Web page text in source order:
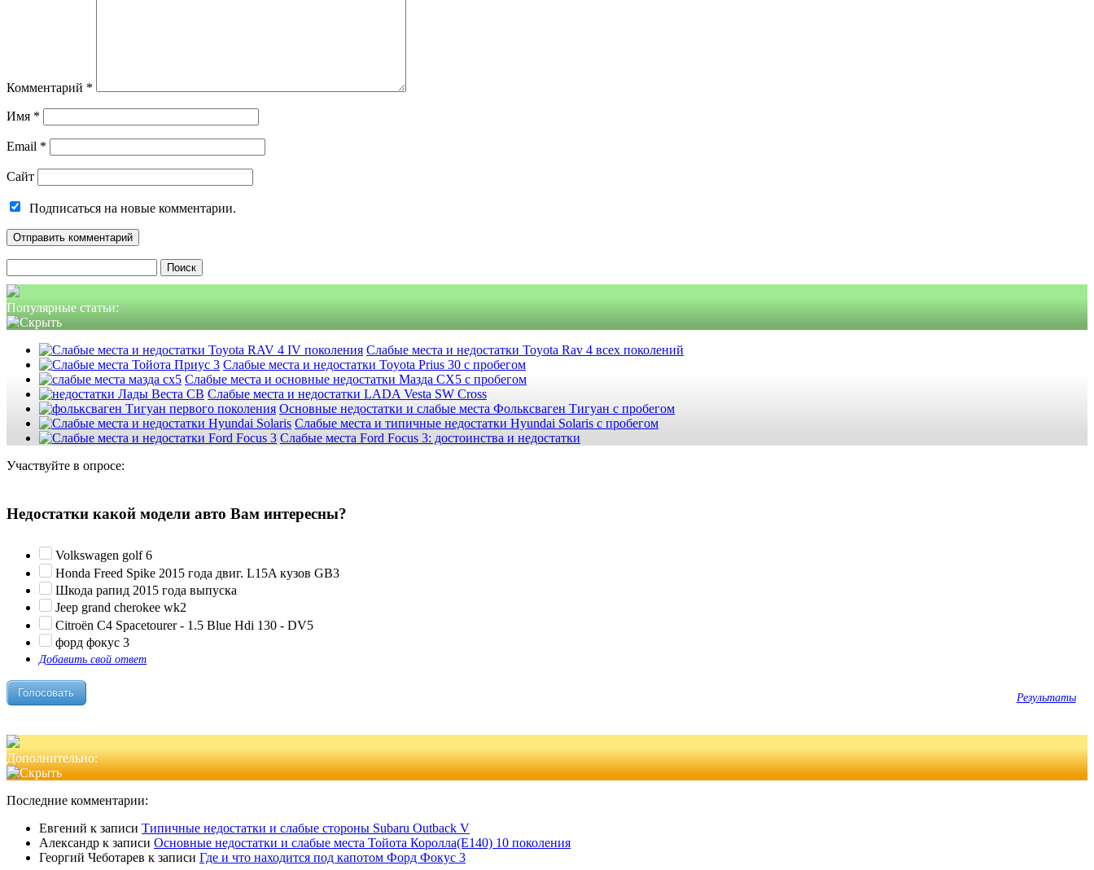
Комментарий *
Имя *
Email *
Сайт
Подписаться на новые комментарии.
Популярные статьи:
Слабые места и недостатки Toyota Rav 4 всех поколений
Слабые места и недостатки Toyota Prius 30 с пробегом
Слабые места и основные недостатки Мазда СХ5 с пробегом
Слабые места и недостатки LADA Vesta SW Cross
Основные недостатки и слабые места Фольксваген Тигуан с пробегом
Слабые места и типичные недостатки Hyundai Solaris с пробегом
Слабые места Ford Focus 3: достоинства и недостатки
Участвуйте в опросе:
Недостатки какой модели авто Вам интересны?
Volkswagen golf 6
Honda Freed Spike 2015 года двиг. L15A кузов GB3
Шкода рапид 2015 года выпуска
Jeep grand cherokee wk2
Citroën C4 Spacetourer - 1.5 Blue Hdi 130 - DV5
форд фокус 3
Добавить свой ответ
Результаты
Дополнительно:
Последние комментарии:
Евгений к записи Типичные недостатки и слабые стороны Subaru Outback V
Александр к записи Основные недостатки и слабые места Тойота Королла(Е140) 10 поколения
Георгий Чеботарев к записи Где и что находится под капотом Форд Фокус 3